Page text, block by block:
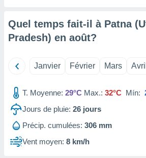
de la
non
notre
le
en
Quel temps fait-il à Patna
Pradesh) en août?
Janvier Février Mars Avril
T. Moyenne: 29°C Max.: 32°C Mín:
Jours de pluie: 26 jours
Précip. cumulées: 306 mm
Vent moyen: 8 km/h